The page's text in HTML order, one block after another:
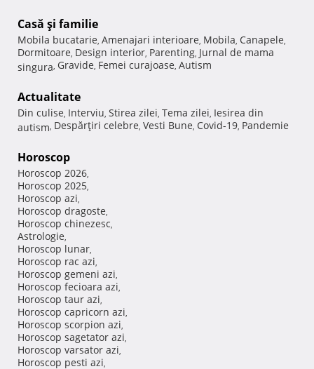
Casă şi familie
Mobila bucatarie, Amenajari interioare, Mobila, Canapele,
Dormitoare, Design interior, Parenting, Jurnal de mama
singura, Gravide, Femei curajoase, Autism
Actualitate
Din culise, Interviu, Stirea zilei, Tema zilei, Iesirea din
autism, Despărţiri celebre, Vesti Bune, Covid-19, Pandemie
Horoscop
Horoscop 2026,
Horoscop 2025,
Horoscop azi,
Horoscop dragoste,
Horoscop chinezesc,
Astrologie,
Horoscop lunar,
Horoscop rac azi,
Horoscop gemeni azi,
Horoscop fecioara azi,
Horoscop taur azi,
Horoscop capricorn azi,
Horoscop scorpion azi,
Horoscop sagetator azi,
Horoscop varsator azi,
Horoscop pesti azi,